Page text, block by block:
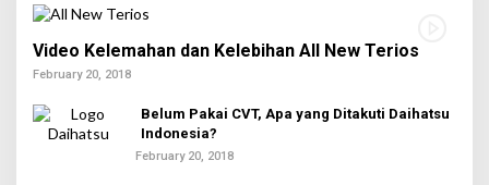
Video Kelemahan dan Kelebihan All New Terios
February 20, 2018
Belum Pakai CVT, Apa yang Ditakuti Daihatsu
Indonesia?
February 20, 2018